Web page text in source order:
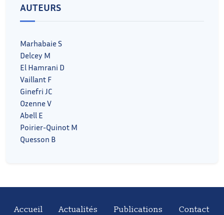
AUTEURS
Marhabaie S
Delcey M
El Hamrani D
Vaillant F
Ginefri JC
Ozenne V
Abell E
Poirier-Quinot M
Quesson B
Accueil Actualités Publications
Contact